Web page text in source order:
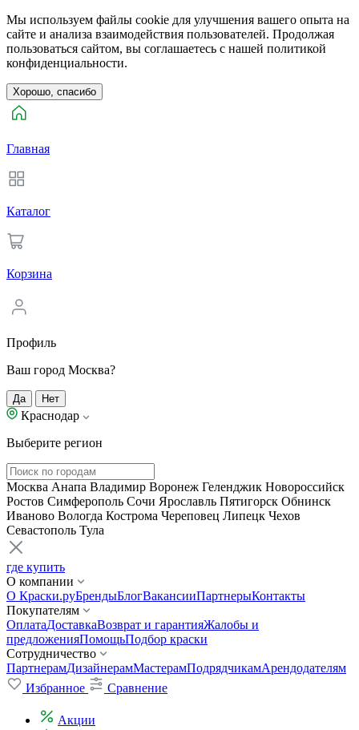
Мы используем файлы cookie для улучшения вашего опыта на
сайте и анализа взаимодействия пользователей. Продолжая
пользоваться сайтом, вы соглашаетесь с нашей политикой
конфиденциальности.
Хорошо, спасибо
Главная
Каталог
Корзина
Профиль
Ваш город Москва?
Да Нет
Краснодар
Выберите регион
Москва Анапа Владимир Воронеж Геленджик Новороссийск
Ростов Симферополь Сочи Ярославль Пятигорск Обнинск
Иваново Вологда Кострома Череповец Липецк Чехов
Севастополь Тула
где купить
О компании
О Краски.руБрендыБлогВакансииПартнерыКонтакты
Покупателям
ОплатаДоставкаВозврат и гарантияЖалобы и
предложенияПомощьПодбор краски
Сотрудничество
ПартнерамДизайнерамМастерамПодрядчикамАрендодателям
Избранное
Сравнение
Акции